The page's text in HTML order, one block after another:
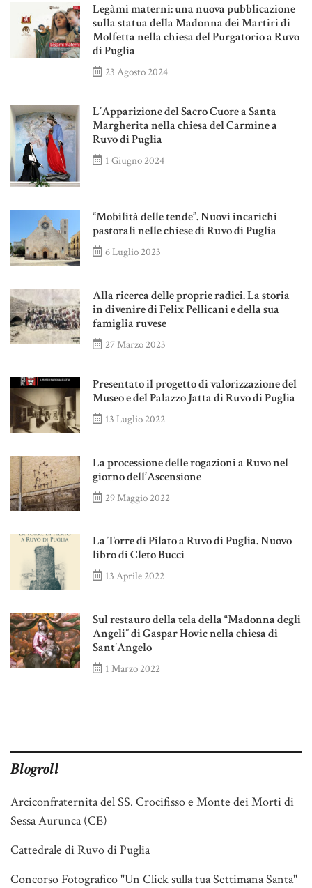
Legàmi materni: una nuova pubblicazione
sulla statua della Madonna dei Martiri di
Molfetta nella chiesa del Purgatorio a Ruvo
di Puglia
23 Agosto 2024
L’Apparizione del Sacro Cuore a Santa
Margherita nella chiesa del Carmine a
Ruvo di Puglia
1 Giugno 2024
“Mobilità delle tende”. Nuovi incarichi
pastorali nelle chiese di Ruvo di Puglia
6 Luglio 2023
Alla ricerca delle proprie radici. La storia
in divenire di Felix Pellicani e della sua
famiglia ruvese
27 Marzo 2023
Presentato il progetto di valorizzazione del
Museo e del Palazzo Jatta di Ruvo di Puglia
13 Luglio 2022
La processione delle rogazioni a Ruvo nel
giorno dell’Ascensione
29 Maggio 2022
La Torre di Pilato a Ruvo di Puglia. Nuovo
libro di Cleto Bucci
13 Aprile 2022
Sul restauro della tela della “Madonna degli
Angeli” di Gaspar Hovic nella chiesa di
Sant’Angelo
1 Marzo 2022
Blogroll
Arciconfraternita del SS. Crocifisso e Monte dei Morti di
Sessa Aurunca (CE)
Cattedrale di Ruvo di Puglia
Concorso Fotografico "Un Click sulla tua Settimana Santa"